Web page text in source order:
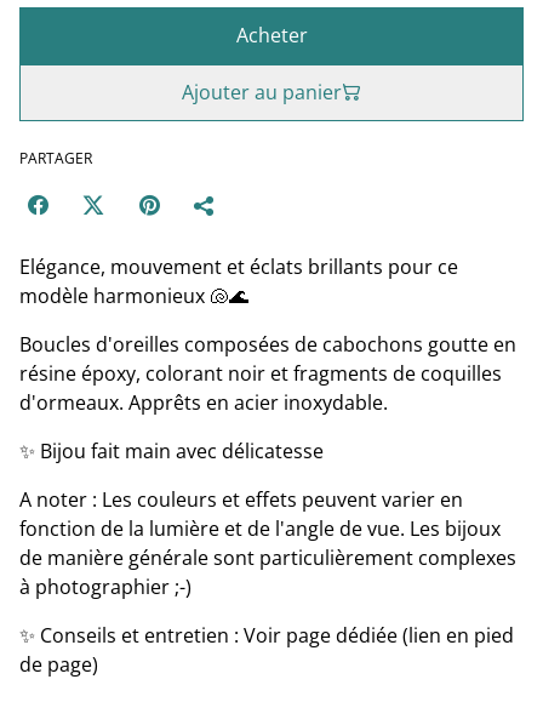
Acheter
Ajouter au panier
PARTAGER
Elégance, mouvement et éclats brillants pour ce
modèle harmonieux 🐚🌊
Boucles d'oreilles composées de cabochons goutte en
résine époxy, colorant noir et fragments de coquilles
d'ormeaux. Apprêts en acier inoxydable.
✨ Bijou fait main avec délicatesse
A noter : Les couleurs et effets peuvent varier en
fonction de la lumière et de l'angle de vue. Les bijoux
de manière générale sont particulièrement complexes
à photographier ;-)
✨ Conseils et entretien : Voir page dédiée (lien en pied
de page)